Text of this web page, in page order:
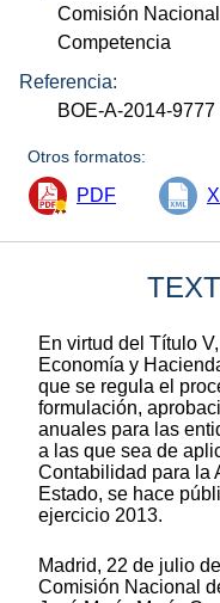
Comisión
Competencia
Referencia:
BOE-A-2014-9777
Otros formatos:
PDF
En virtud del Título
Economía y
que se regula el
formulación,
anuales para las
a las que sea de
Contabilidad para la
Estado, se hace
ejercicio 2013.
Madrid, 22 de julio
Comisión Nacional